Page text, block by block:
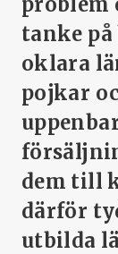
tanke
oklara
pojkar
dem till
därför
utbilda